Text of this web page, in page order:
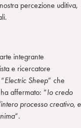
percezione uditiva,
integrante
e ricercatore
Electric Sheep” che
affermato: “Io credo
processo creativo, e
“.